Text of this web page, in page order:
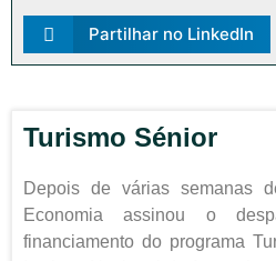
Partilhar no LinkedIn
Turismo Sénior
Depois de várias semanas
Economia assinou o
financiamento do programa